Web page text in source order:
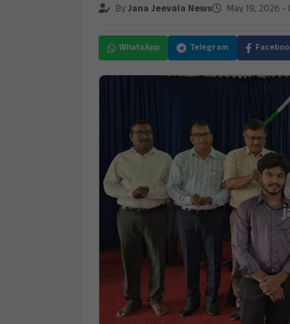
ByJana Jeevala News May 19, 2026 -
WhatsApp Telegram